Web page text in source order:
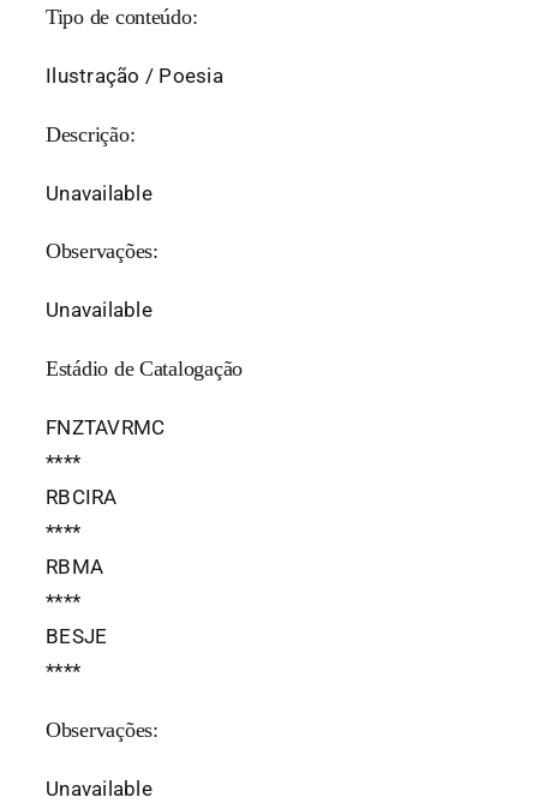
Tipo de conteúdo:
Ilustração / Poesia
Descrição:
Unavailable
Observações:
Unavailable
Estádio de Catalogação
FNZTAVRMC
****
RBCIRA
****
RBMA
****
BESJE
****
Observações:
Unavailable